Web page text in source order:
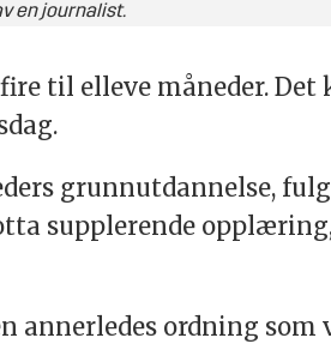
en journalist.
til elleve måneder.
grunnutdannelse,
supplerende
annerledes ordning som